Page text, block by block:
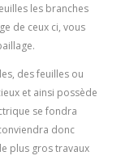
les branches
de ceux ci, vous
des feuilles ou
et ainsi possède
se fondra
donc
plus gros travaux